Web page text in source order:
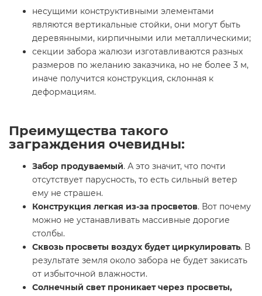
несущими конструктивными элементами
являются вертикальные стойки, они могут быть
деревянными, кирпичными или металлическими;
секции забора жалюзи изготавливаются разных
размеров по желанию заказчика, но не более 3 м,
иначе получится конструкция, склонная к
деформациям.
Преимущества такого
заграждения очевидны:
Забор продуваемый. А это значит, что почти
отсутствует парусность, то есть сильный ветер
ему не страшен.
Конструкция легкая из-за просветов. Вот почему
можно не устанавливать массивные дорогие
столбы.
Сквозь просветы воздух будет циркулировать. В
результате земля около забора не будет закисать
от избыточной влажности.
Солнечный свет проникает через просветы,